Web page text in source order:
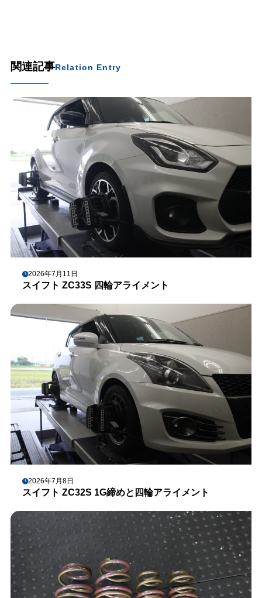
関連記事Relation Entry
2026年7月11日
スイフト ZC33S 四輪アライメント
2026年7月8日
スイフト ZC32S 1G締めと四輪アライメント